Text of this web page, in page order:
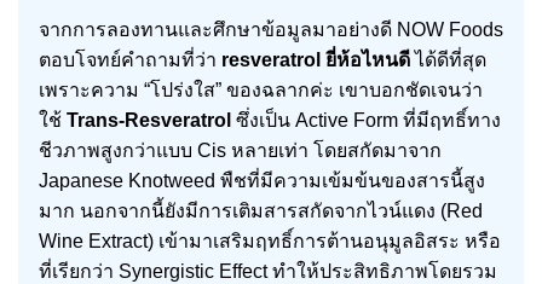
จากการลองทานและศึกษาข้อมูลมาอย่างดี NOW Foods
ตอบโจทย์คำถามที่ว่า resveratrol ยี่ห้อไหนดีได้ดีที่สุด
เพราะความ “โปร่งใส” ของฉลากค่ะ เขาบอกชัดเจนว่า
ใช้ Trans-Resveratrol ซึ่งเป็น Active Form ที่มีฤทธิ์ทาง
ชีวภาพสูงกว่าแบบ Cis หลายเท่า โดยสกัดมาจาก
Japanese Knotweed พืชที่มีความเข้มข้นของสารนี้สูง
มาก นอกจากนี้ยังมีการเติมสารสกัดจากไวน์แดง (Red
Wine Extract) เข้ามาเสริมฤทธิ์การต้านอนุมูลอิสระ หรือ
ที่เรียกว่า Synergistic Effect ทำให้ประสิทธิภาพโดยรวม